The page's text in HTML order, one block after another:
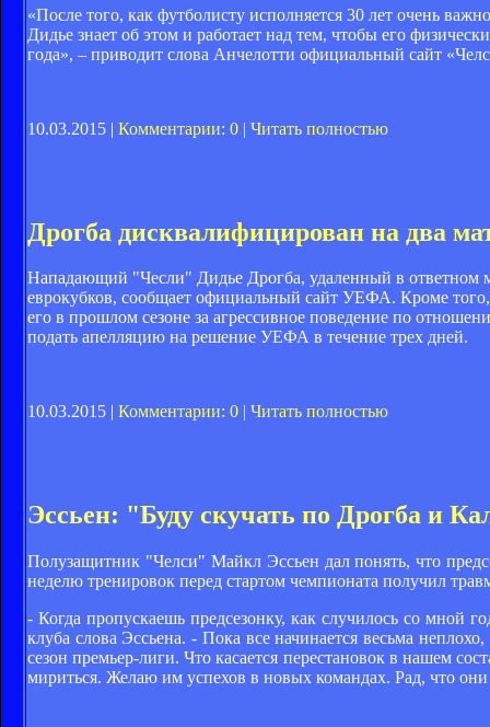
«После того, как футболисту исполняется 30 лет очень
Дидье знает об этом и работает над тем, чтобы его
года», – приводит слова Анчелотти официальный сайт
10.03.2015 | Комментарии: 0 | Читать полностью
Дрогба дисквалифицирован на два
Нападающий "Чесли" Дидье Дрогба, удаленный в ответном
еврокубков, сообщает официальный сайт УЕФА. Кроме
его в прошлом сезоне за агрессивное поведение по
подать апелляцию на решение УЕФА в течение трех дней.
10.03.2015 | Комментарии: 0 | Читать полностью
Эссьен: "Буду скучать по Дрогба и
Полузащитник "Челси" Майкл Эссьен дал понять, что
неделю тренировок перед стартом чемпионата получил
- Когда пропускаешь предсезонку, как случилось со мной
клуба слова Эссьена. - Пока все начинается весьма
сезон премьер-лиги. Что касается перестановок в нашем
мириться. Желаю им успехов в новых командах. Рад, что